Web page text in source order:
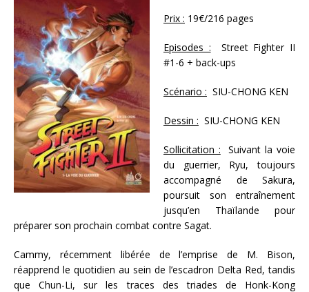
Prix : 19€/216 pages
Episodes : Street Fighter II
#1-6 + back-ups
Scénario : SIU-CHONG KEN
Dessin : SIU-CHONG KEN
Sollicitation : Suivant la voie
du guerrier, Ryu, toujours
accompagné de Sakura,
poursuit son entraînement
jusqu’en Thaïlande pour
préparer son prochain combat contre Sagat.
Cammy, récemment libérée de l’emprise de M. Bison,
réapprend le quotidien au sein de l’escadron Delta Red, tandis
que Chun-Li, sur les traces des triades de Honk-Kong